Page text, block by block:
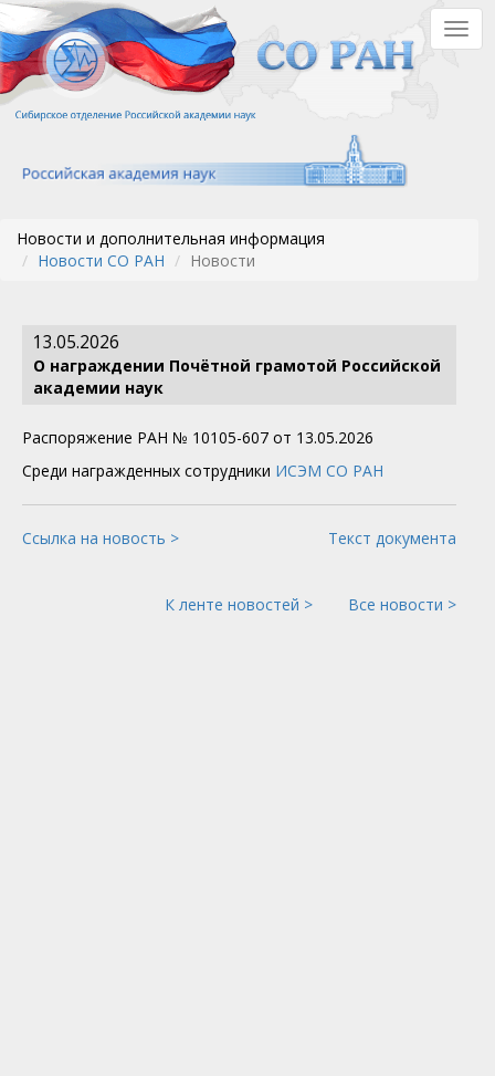
Перейти
к
основному
содержанию
Новости и дополнительная информация
Новости СО РАН
Новости
13.05.2026
О награждении Почётной грамотой Российской
академии наук
Распоряжение РАН № 10105-607 от 13.05.2026
Среди награжденных сотрудники ИСЭМ СО РАН
Ссылка на новость > Текст документа
К ленте новостей > Все новости >